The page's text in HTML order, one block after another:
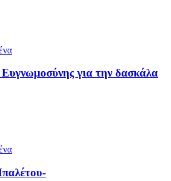
για την δασκάλα